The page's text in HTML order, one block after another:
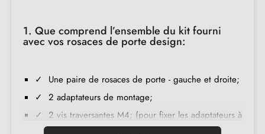
1. Que comprend l’ensemble du kit fourni
avec vos rosaces de porte design:
✓ Une paire de rosaces de porte - gauche et droite;
✓ 2 adaptateurs de montage;
✓ 2 vis traversantes M4; (pour fixer les adaptateurs à